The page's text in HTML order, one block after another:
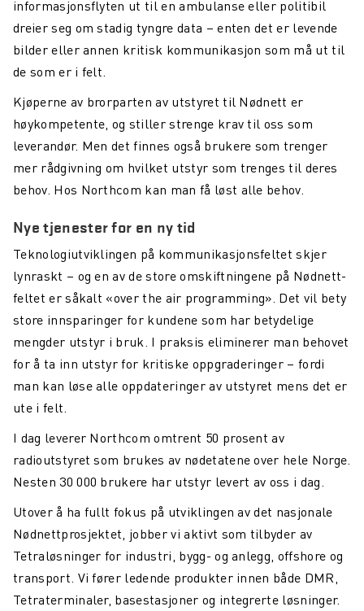
informasjonsflyten ut til en ambulanse eller politibil
dreier seg om stadig tyngre data – enten det er levende
bilder eller annen kritisk kommunikasjon som må ut til
de som er i felt.
Kjøperne av brorparten av utstyret til Nødnett er
høykompetente, og stiller strenge krav til oss som
leverandør. Men det finnes også brukere som trenger
mer rådgivning om hvilket utstyr som trenges til deres
behov. Hos Northcom kan man få løst alle behov.
Nye tjenester for en ny tid
Teknologiutviklingen på kommunikasjonsfeltet skjer
lynraskt – og en av de store omskiftningene på Nødnett-
feltet er såkalt «over the air programming». Det vil bety
store innsparinger for kundene som har betydelige
mengder utstyr i bruk. I praksis eliminerer man behovet
for å ta inn utstyr for kritiske oppgraderinger – fordi
man kan løse alle oppdateringer av utstyret mens det er
ute i felt.
I dag leverer Northcom omtrent 50 prosent av
radioutstyret som brukes av nødetatene over hele Norge.
Nesten 30 000 brukere har utstyr levert av oss i dag.
Utover å ha fullt fokus på utviklingen av det nasjonale
Nødnettprosjektet, jobber vi aktivt som tilbyder av
Tetraløsninger for industri, bygg- og anlegg, offshore og
transport. Vi fører ledende produkter innen både DMR,
Tetraterminaler, basestasjoner og integrerte løsninger.